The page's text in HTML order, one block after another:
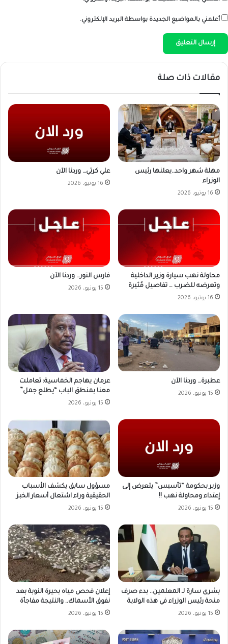
أعلمني بالمواضيع الجديدة بواسطة البريد الإلكتروني.
مقالات ذات صلة
مهلة شهر واحد..يعلنها رئيس
الوزراء
16 يونيو، 2026
علي كرتي… وردنا الآن
16 يونيو، 2026
محاولة نهب سيارة وزير الداخلية
وتعرضه للضرب … تفاصيل مُثيرة
16 يونيو، 2026
فارس النور… وردنا الآن
15 يونيو، 2026
عطبرة… وردنا الآن
15 يونيو، 2026
عرمان يهاجم الخماسية: تعاملت
معنا بمنطق الباب “يطلع جمل”
15 يونيو، 2026
وزير بحكومة “تأسيس” يتعرض إلى
إعتداء ومحاولة نهب !!
15 يونيو، 2026
مسؤول سابق يكشف الأسباب
الحقيقية وراء اشتعال أسعار الخبز
15 يونيو، 2026
بشرى سارة لـ المعلمين.. بدء صرف
منحة رئيس الوزراء في هذه الولاية
15 يونيو، 2026
إعلان فحص مياه بحيرة النوبة بعد
نفوق الأسماك.. والنتيجة مفاجأة
15 يونيو، 2026